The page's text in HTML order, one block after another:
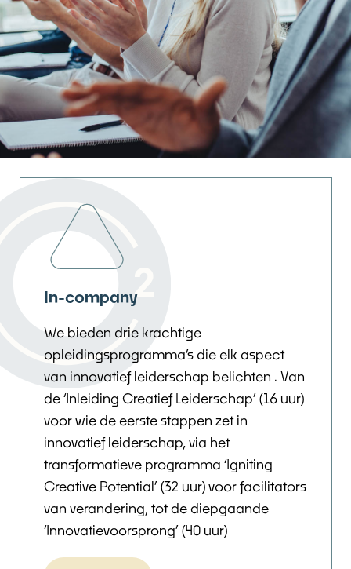
In-company
We bieden drie krachtige
opleidingsprogramma’s die elk aspect
van innovatief leiderschap belichten . Van
de ‘Inleiding Creatief Leiderschap’ (16 uur)
voor wie de eerste stappen zet in
innovatief leiderschap, via het
transformatieve programma ‘Igniting
Creative Potential’ (32 uur) voor facilitators
van verandering, tot de diepgaande
‘Innovatievoorsprong’ (40 uur)